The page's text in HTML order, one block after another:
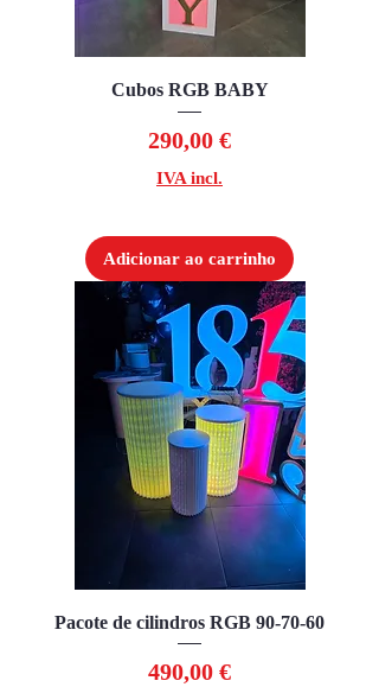
Cubos RGB BABY
Preço
290,00 €
IVA incl.
Adicionar ao carrinho
Pacote de cilindros RGB 90-70-60
Preço
490,00 €